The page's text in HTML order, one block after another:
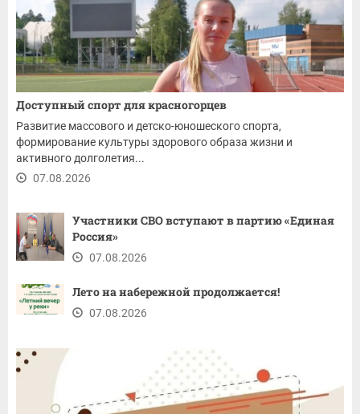
Доступный спорт для красногорцев
Развитие массового и детско-юношеского спорта,
формирование культуры здорового образа жизни и
активного долголетия...
07.08.2026
Участники СВО вступают в партию «Единая
Россия»
07.08.2026
Лето на набережной продолжается!
07.08.2026